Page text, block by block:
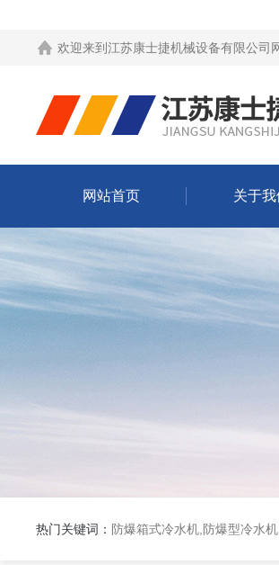
欢迎来到 江苏康士捷机械设备有限公司
网站首页 关于我
热门关键词： 防爆箱式冷水机,防爆型冷水